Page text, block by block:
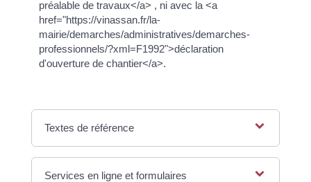
préalable de travaux</a> , ni avec la <a
href="https://vinassan.fr/la-
mairie/demarches/administratives/demarches-
professionnels/?xml=F1992">déclaration
d'ouverture de chantier</a>.
Textes de référence
Services en ligne et formulaires